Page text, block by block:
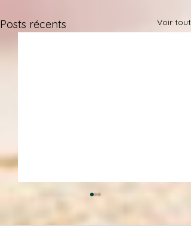
Posts récents Voir tout